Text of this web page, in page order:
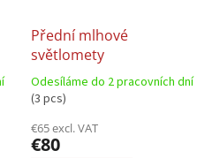
Přední mlhové
světlomety
Odesíláme do 2 pracovních dní
(3 pcs)
€65 excl. VAT
€80